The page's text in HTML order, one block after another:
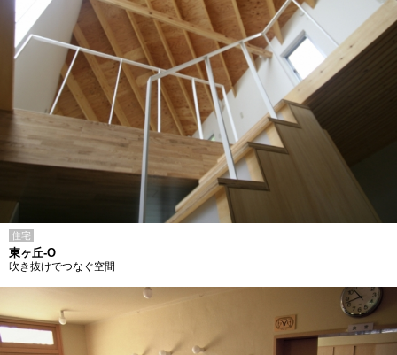
住宅
東ヶ丘-O
吹き抜けでつなぐ空間